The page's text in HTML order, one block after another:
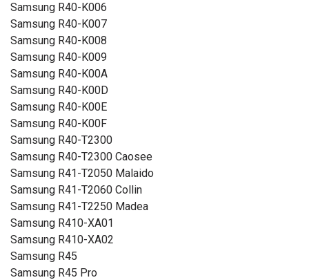
Samsung R40-K006
Samsung R40-K007
Samsung R40-K008
Samsung R40-K009
Samsung R40-K00A
Samsung R40-K00D
Samsung R40-K00E
Samsung R40-K00F
Samsung R40-T2300
Samsung R40-T2300 Caosee
Samsung R41-T2050 Malaido
Samsung R41-T2060 Collin
Samsung R41-T2250 Madea
Samsung R410-XA01
Samsung R410-XA02
Samsung R45
Samsung R45 Pro